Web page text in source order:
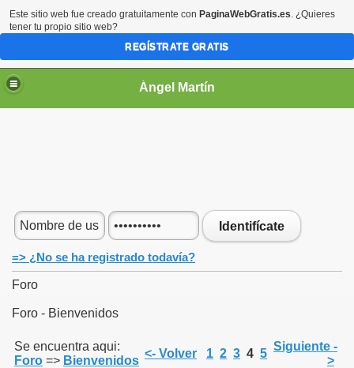
Ángel Martín
Identifícate
=> ¿No se ha registrado todavía?
Foro
Foro - Bienvenidos
Se encuentra aqui:
Foro => Bienvenidos
<- Volver 1 2 3 4 5
Siguiente -
>
Este sitio web fue creado gratuitamente con PaginaWebGratis.es. ¿Quieres
tener tu propio sitio web?
REGÍSTRATE GRATIS